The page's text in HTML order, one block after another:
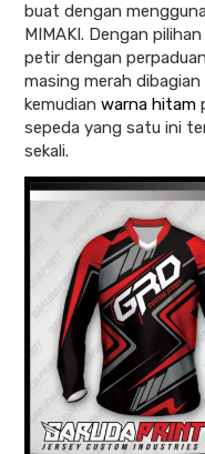
buat dengan
MIMAKI. Dengan
petir dengan
masing merah
kemudian warna hitam
sepeda yang satu ini
sekali.